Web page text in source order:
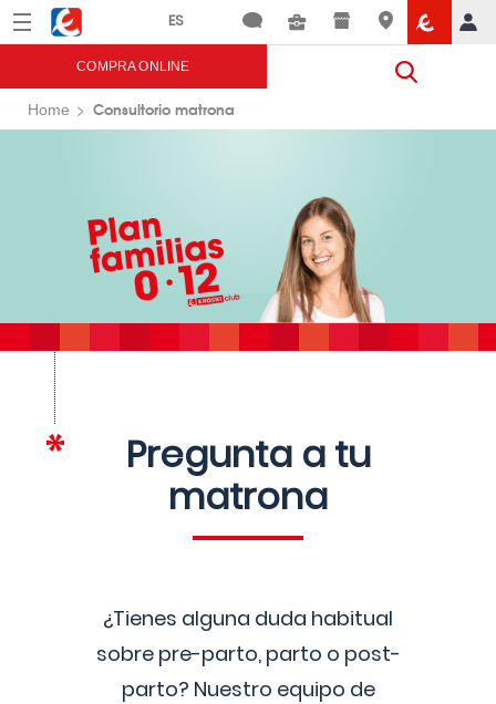
Menú Eroski
COMPRA ONLINE
Home Consultorio matrona
Pregunta a tu
matrona
¿Tienes alguna duda habitual
sobre pre-parto, parto o post-
parto? Nuestro equipo de